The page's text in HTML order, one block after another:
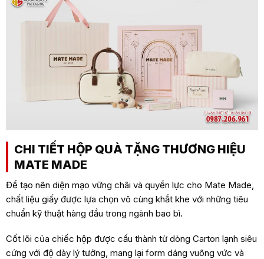
CHI TIẾT HỘP QUÀ TẶNG THƯƠNG HIỆU
MATE MADE
Để tạo nên diện mạo vững chãi và quyền lực cho Mate Made,
chất liệu giấy được lựa chọn vô cùng khắt khe với những tiêu
chuẩn kỹ thuật hàng đầu trong ngành bao bì.
Cốt lõi của chiếc hộp được cấu thành từ dòng Carton lạnh siêu
cứng với độ dày lý tưởng, mang lại form dáng vuông vức và